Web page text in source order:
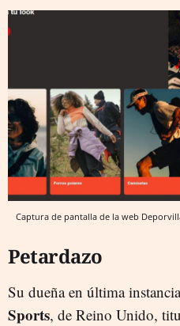
Captura de pantalla de la web
Petardazo
Su dueña en última
Sports, de Reino Unido,